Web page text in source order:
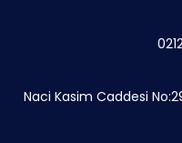
Naci Kasim Caddesi